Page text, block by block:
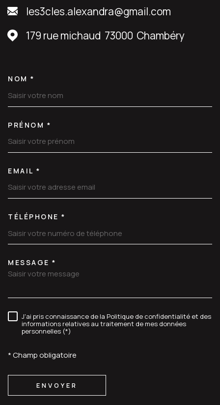
les3cles.alexandra@gmail.com
179 rue michaud 73000 Chambéry
NOM *
PRÉNOM *
EMAIL *
TÉLÉPHONE *
TRAD_MELTEM_VOREDEMANDE
MESSAGE *
RÈGLEMENTATION
J'ai pris connaissance de la Politique de confidentialité et des
informations relatives au traitement de mes données
personnelles (*)
* Champ obligatoire
ENVOYER